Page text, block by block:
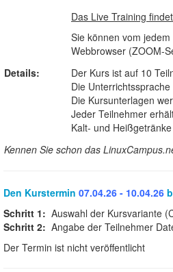
Das Live Training
Sie können vom
Webbrowser (ZOOM-
Details:
Der Kurs ist auf 10
Die
Die Kursunterlagen
Jeder Teilnehmer
Kalt- und
Kennen Sie schon das
Den Kurstermin 07.04.26 - 10.04.26
Schritt 1: Auswahl der Kursvariante
Schritt 2: Angabe der Teilnehmer
Der Termin ist nicht veröffentlicht